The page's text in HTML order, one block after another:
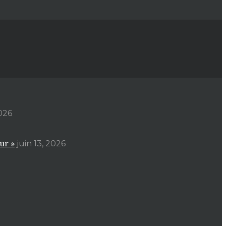
» juin 13, 2026